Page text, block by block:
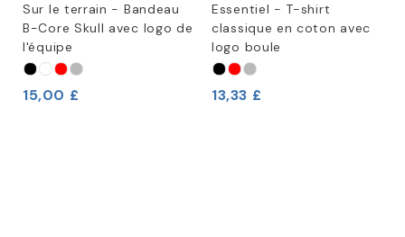
Sur le terrain - Bandeau
B-Core Skull avec logo de
l'équipe
15,00 £
Essentiel - T-shirt
classique en coton avec
logo boule
13,33 £